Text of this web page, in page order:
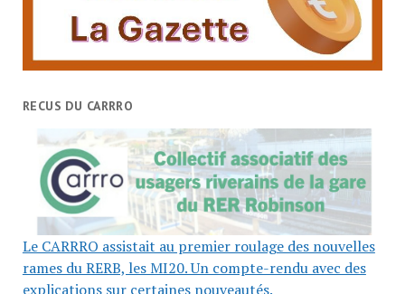
RECUS DU CARRRO
Le CARRRO assistait au premier roulage des nouvelles
rames du RERB, les MI20. Un compte-rendu avec des
explications sur certaines nouveautés.